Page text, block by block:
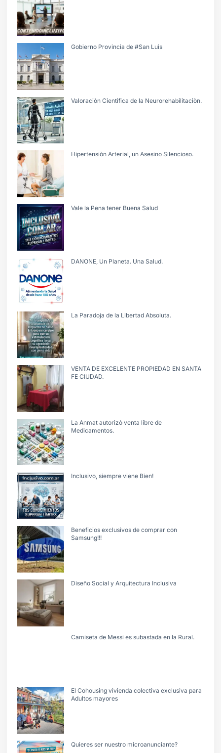
Gobierno Provincia de #San Luis
Valoraciòn Cientifica de la Neurorehabilitaciòn.
Hipertensiòn Arterial, un Asesino Silencioso.
Vale la Pena tener Buena Salud
DANONE, Un Planeta. Una Salud.
La Paradoja de la Libertad Absoluta.
VENTA DE EXCELENTE PROPIEDAD EN SANTA
FE CIUDAD.
La Anmat autorizò venta libre de
Medicamentos.
Inclusivo, siempre viene Bien!
Beneficios exclusivos de comprar con
Samsung!!!
Diseño Social y Arquitectura Inclusiva
Camiseta de Messi es subastada en la Rural.
El Cohousing vivienda colectiva exclusiva para
Adultos mayores
Quieres ser nuestro microanunciante?